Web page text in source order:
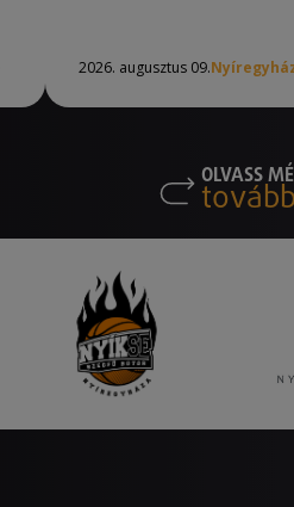
2026. augusztus 09.
OLVASS